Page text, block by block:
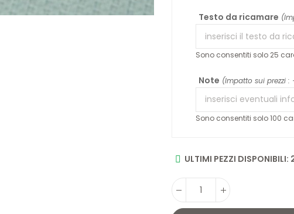
Testo da ricamare
Sono consentiti solo 25
Note (Impatto sui prezzi :
Sono consentiti solo 100
ULTIMI PEZZI DISPONIBILI: